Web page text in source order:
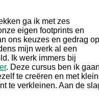
ga ik met zes
eigen footprints en
ons keuzes en gedrag op
mijn werk al een
Ik werk immers bij
. Deze cursus ben ik
te creëren en met
te verkleinen. Aan de